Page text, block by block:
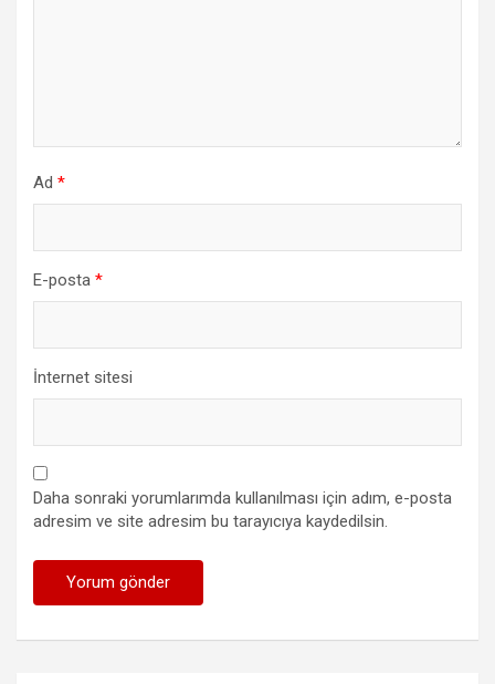
Ad *
E-posta *
İnternet sitesi
Daha sonraki yorumlarımda kullanılması için adım, e-posta
adresim ve site adresim bu tarayıcıya kaydedilsin.